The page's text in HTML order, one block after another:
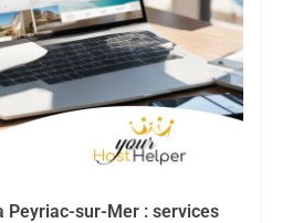
Peyriac-sur-Mer : services